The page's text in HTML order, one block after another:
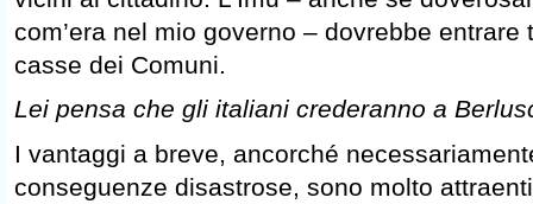
com’era nel mio governo – dovrebbe entrare
casse dei Comuni.
Lei pensa che gli italiani crederanno a
I vantaggi a breve, ancorché
conseguenze disastrose, sono molto